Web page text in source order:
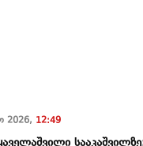
2026, 12:49